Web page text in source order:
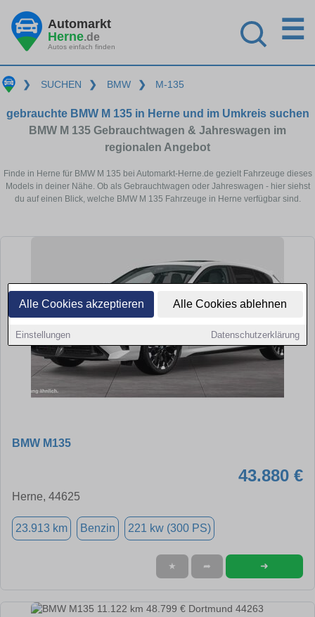
Alle Cookies akzeptieren Alle Cookies ablehnen
Einstellungen Datenschutzerklärung
Automarkt
Herne.de
Autos einfach finden
☰
❯ SUCHEN ❯ BMW ❯ M-135
gebrauchte BMW M 135 in Herne und im Umkreis suchen
BMW M 135 Gebrauchtwagen & Jahreswagen im
regionalen Angebot
Finde in Herne für BMW M 135 bei Automarkt-Herne.de gezielt Fahrzeuge dieses
Models in deiner Nähe. Ob als Gebrauchtwagen oder Jahreswagen - hier siehst
du auf einen Blick, welche BMW M 135 Fahrzeuge in Herne verfügbar sind.
BMW M135
43.880 €
Herne, 44625
23.913 km Benzin 221 kw (300 PS)
★ ➦ ➜